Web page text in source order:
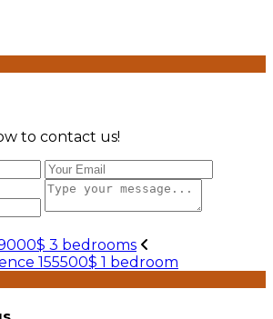
to contact us!
3 bedrooms
155500$ 1 bedroom